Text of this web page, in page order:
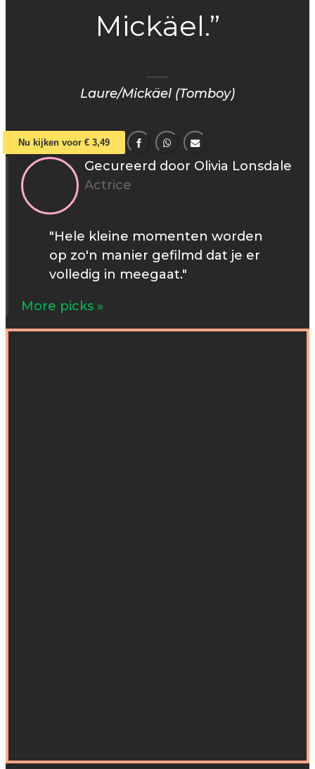
Mickäel.”
Laure/Mickäel (Tomboy)
Nu kijken voor € 3,49
Gecureerd door Olivia Lonsdale
Actrice
"Hele kleine momenten worden
op zo'n manier gefilmd dat je er
volledig in meegaat."
More picks